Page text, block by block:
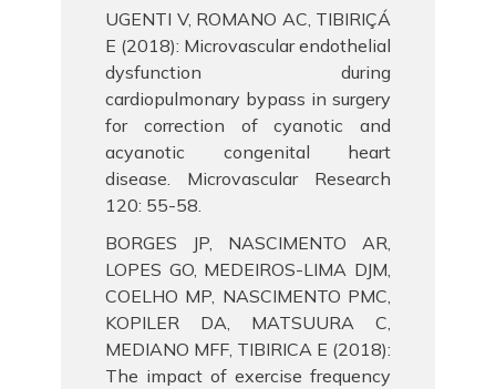
UGENTI V, ROMANO AC, TIBIRIÇÁ
E (2018): Microvascular endothelial
dysfunction during
cardiopulmonary bypass in surgery
for correction of cyanotic and
acyanotic congenital heart
disease. Microvascular Research
120: 55-58.
BORGES JP, NASCIMENTO AR,
LOPES GO, MEDEIROS-LIMA DJM,
COELHO MP, NASCIMENTO PMC,
KOPILER DA, MATSUURA C,
MEDIANO MFF, TIBIRICA E (2018):
The impact of exercise frequency